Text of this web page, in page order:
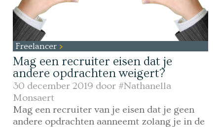
Freelancer
Mag een recruiter eisen dat je
andere opdrachten weigert?
30 december 2019 door #Nathanella
Monsaert
Mag een recruiter van je eisen dat je geen
andere opdrachten aanneemt zolang je in de